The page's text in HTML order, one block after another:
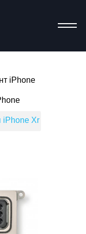
iPhone
iPhone Xr